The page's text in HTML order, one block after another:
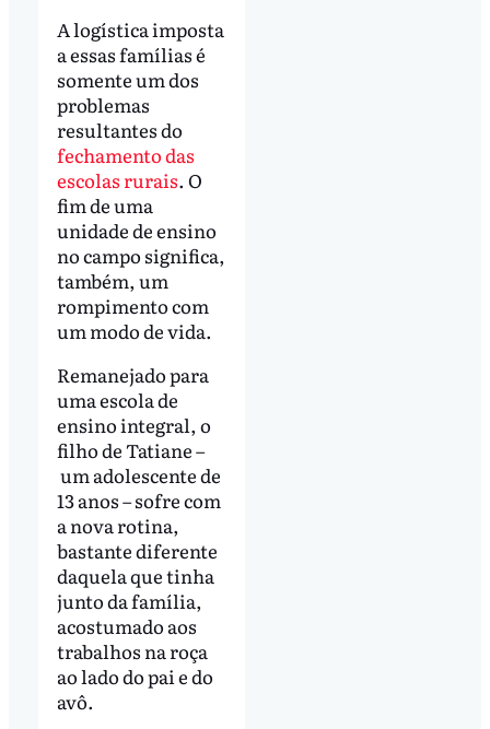
A logística imposta
a essas famílias é
somente um dos
problemas
resultantes do
fechamento das
escolas rurais. O
fim de uma
unidade de ensino
no campo significa,
também, um
rompimento com
um modo de vida.
Remanejado para
uma escola de
ensino integral, o
filho de Tatiane –
um adolescente de
13 anos – sofre com
a nova rotina,
bastante diferente
daquela que tinha
junto da família,
acostumado aos
trabalhos na roça
ao lado do pai e do
avô.